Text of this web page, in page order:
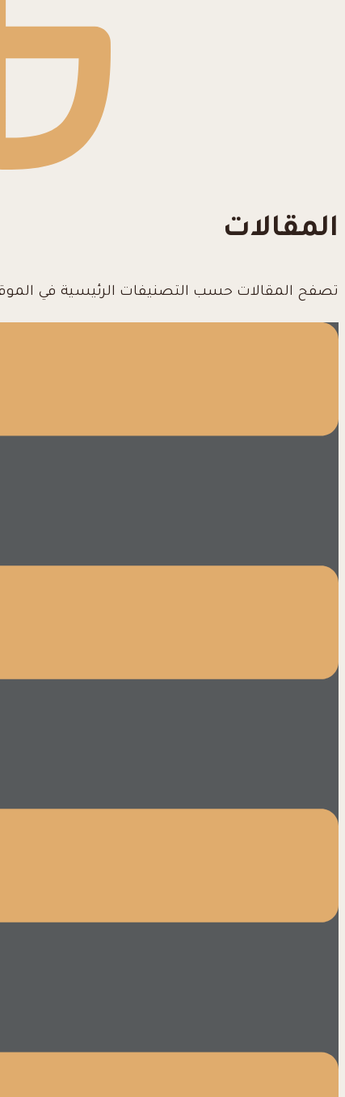
المقالات
تصفح المقالات حسب التصنيفات الرئيسية في